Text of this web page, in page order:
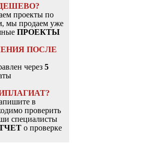
проекты по
мы продаем уже
ПРОЕКТЫ
ПОСЛЕ
через 5
в
проверить
специалисты
о проверке